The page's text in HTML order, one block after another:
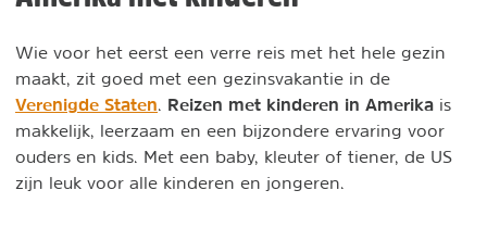
Wie voor het eerst een verre reis met het hele gezin
maakt, zit goed met een gezinsvakantie in de
Verenigde Staten Reizen met kinderen in Amerika is
makkelijk, leerzaam en een bijzondere ervaring voor
ouders en kids. Met een baby, kleuter of tiener, de US
zijn leuk voor alle kinderen en jongeren.